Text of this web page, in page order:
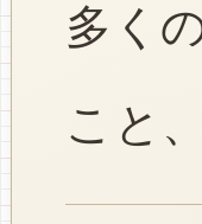
多く
こと